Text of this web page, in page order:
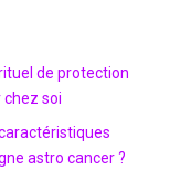
de protection
chez soi
astro cancer ?